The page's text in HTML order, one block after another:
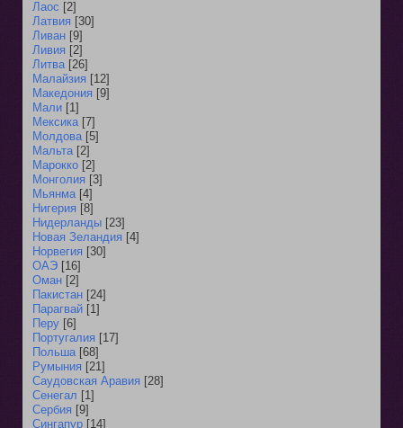
Лаос [2]
Латвия [30]
Ливан [9]
Ливия [2]
Литва [26]
Малайзия [12]
Македония [9]
Мали [1]
Мексика [7]
Молдова [5]
Мальта [2]
Марокко [2]
Монголия [3]
Мьянма [4]
Нигерия [8]
Нидерланды [23]
Новая Зеландия [4]
Норвегия [30]
ОАЭ [16]
Оман [2]
Пакистан [24]
Парагвай [1]
Перу [6]
Португалия [17]
Польша [68]
Румыния [21]
Саудовская Аравия [28]
Сенегал [1]
Сербия [9]
Сингапур [14]